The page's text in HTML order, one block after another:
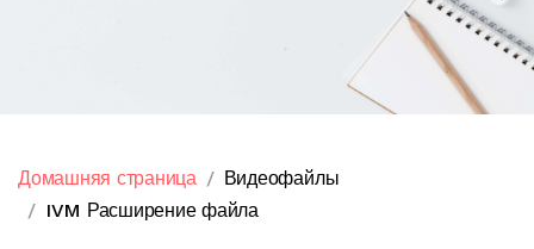
Домашняя страница
Видеофайлы
IVM Расширение файла